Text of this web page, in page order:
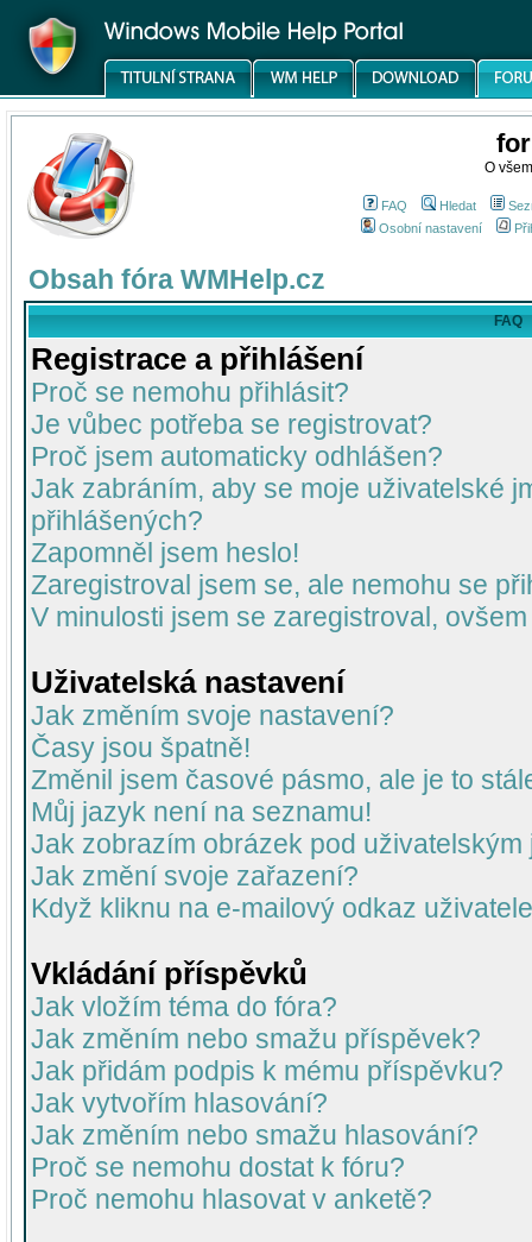
O
FAQ Hledat
Osobní nastavení
Obsah fóra WMHelp.cz
FAQ
Registrace a přihlášení
Proč se nemohu přihlásit?
Je vůbec potřeba se registrovat?
Proč jsem automaticky odhlášen?
Jak zabráním, aby se moje uživatelské
přihlášených?
Zapomněl jsem heslo!
Zaregistroval jsem se, ale nemohu se
V minulosti jsem se zaregistroval,
Uživatelská nastavení
Jak změním svoje nastavení?
Časy jsou špatně!
Změnil jsem časové pásmo, ale je to
Můj jazyk není na seznamu!
Jak zobrazím obrázek pod uživatelským
Jak změní svoje zařazení?
Když kliknu na e-mailový odkaz
Vkládání příspěvků
Jak vložím téma do fóra?
Jak změním nebo smažu příspěvek?
Jak přidám podpis k mému příspěvku?
Jak vytvořím hlasování?
Jak změním nebo smažu hlasování?
Proč se nemohu dostat k fóru?
Proč nemohu hlasovat v anketě?